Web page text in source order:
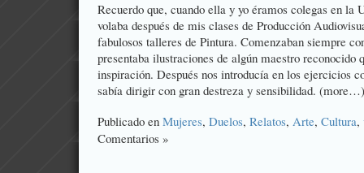
Recuerdo que, cuando ella y yo éramos colegas en la
volaba después de mis clases de Producción
fabulosos talleres de Pintura. Comenzaban siempre
presentaba ilustraciones de algún maestro reconocido
inspiración. Después nos introducía en los ejercicios
sabía dirigir con gran destreza y sensibilidad. (more…)
Publicado en Mujeres, Duelos, Relatos, Arte, Cultura,
Comentarios »